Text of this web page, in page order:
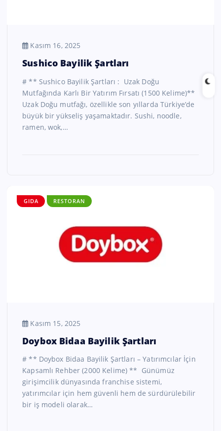
Kasım 16, 2025
Sushico Bayilik Şartları
# ** Sushico Bayilik Şartları : Uzak Doğu
Mutfağında Karlı Bir Yatırım Fırsatı (1500 Kelime)**
Uzak Doğu mutfağı, özellikle son yıllarda Türkiye’de
büyük bir yükseliş yaşamaktadır. Sushi, noodle,
ramen, wok,…
GIDA RESTORAN
Kasım 15, 2025
Doybox Bidaa Bayilik Şartları
# ** Doybox Bidaa Bayilik Şartları – Yatırımcılar İçin
Kapsamlı Rehber (2000 Kelime) ** Günümüz
girişimcilik dünyasında franchise sistemi,
yatırımcılar için hem güvenli hem de sürdürülebilir
bir iş modeli olarak…